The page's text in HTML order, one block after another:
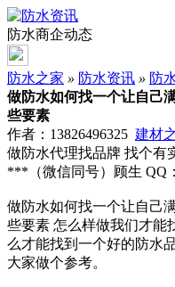
防水商企动态
防水之家 » 防水资讯 » 防
做防水如何找一个让自己
些要素
作者：13826496325 建材
做防水代理找品牌 找个有
***（微信同号）顾生 QQ
做防水如何找一个让自己
些要素 怎么样做我们才能
么才能找到一个好的防水
大家做个参考。